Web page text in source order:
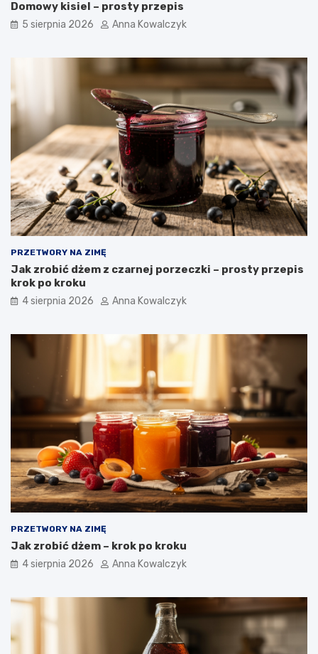
Domowy kisiel – prosty przepis
5 sierpnia 2026 Anna Kowalczyk
PRZETWORY NA ZIMĘ
Jak zrobić dżem z czarnej porzeczki – prosty przepis
krok po kroku
4 sierpnia 2026 Anna Kowalczyk
PRZETWORY NA ZIMĘ
Jak zrobić dżem – krok po kroku
4 sierpnia 2026 Anna Kowalczyk